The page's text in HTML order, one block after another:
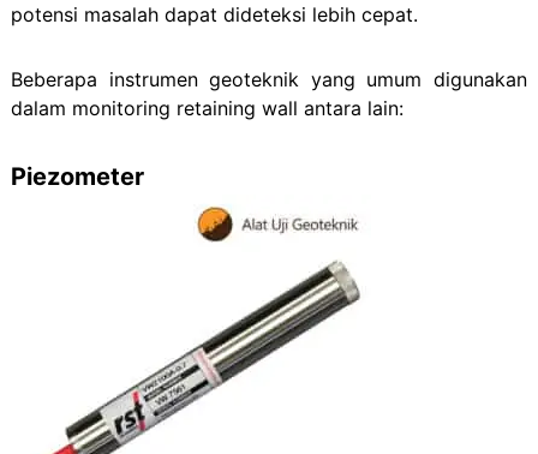
potensi masalah dapat dideteksi lebih cepat.
Beberapa instrumen geoteknik yang umum digunakan
dalam monitoring retaining wall antara lain:
Piezometer